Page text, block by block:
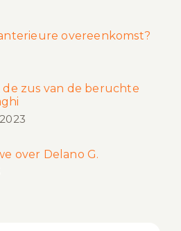
overeenkomst?
de zus van de beruchte
over Delano G.